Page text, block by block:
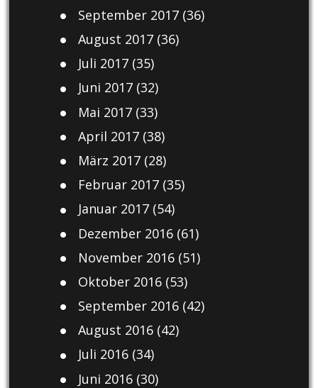
September 2017(36)
August 2017(36)
Juli 2017(35)
Juni 2017(32)
Mai 2017(33)
April 2017(38)
März 2017(28)
Februar 2017(35)
Januar 2017(54)
Dezember 2016(61)
November 2016(51)
Oktober 2016(53)
September 2016(42)
August 2016(42)
Juli 2016(34)
Juni 2016(30)